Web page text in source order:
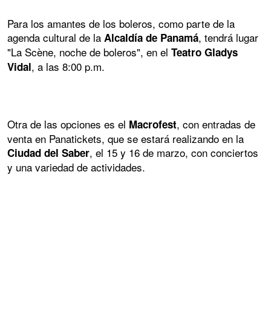
Para los amantes de los boleros, como parte de la
agenda cultural de la Alcaldía de Panamá, tendrá lugar
"La Scène, noche de boleros", en el Teatro Gladys
Vidal, a las 8:00 p.m.
Otra de las opciones es el Macrofest, con entradas de
venta en Panatickets, que se estará realizando en la
Ciudad del Saber, el 15 y 16 de marzo, con conciertos
y una variedad de actividades.